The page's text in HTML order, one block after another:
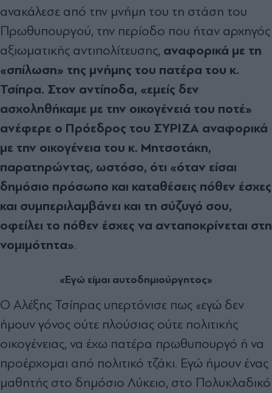
ανακάλεσε από την μνήμη του τη στάση του
Πρωθυπουργού, την περίοδο που ήταν αρχηγός
αξιωματικής αντιπολίτευσης, αναφορικά με τη
«σπίλωση» της μνήμης του πατέρα του κ.
Τσίπρα. Στον αντίποδα, «εμείς δεν
ασχοληθήκαμε με την οικογένειά του ποτέ»
ανέφερε ο Πρόεδρος του ΣΥΡΙΖΑ αναφορικά
με την οικογένεια του κ. Μητσοτάκη,
παρατηρώντας, ωστόσο, ότι «όταν είσαι
δημόσιο πρόσωπο και καταθέσεις πόθεν έσχες
και συμπεριλαμβάνει και τη σύζυγό σου,
οφείλει το πόθεν έσχες να ανταποκρίνεται στη
νομιμότητα».
«Εγώ είμαι αυτοδημιούργητος»
Ο Αλέξης Τσίπρας υπερτόνισε πως «εγώ δεν
ήμουν γόνος ούτε πλούσιας ούτε πολιτικής
οικογένειας, να έχω πατέρα πρωθυπουργό ή να
προέρχομαι από πολιτικό τζάκι. Εγώ ήμουν ένας
μαθητής στο δημόσιο Λύκειο, στο Πολυκλαδικό